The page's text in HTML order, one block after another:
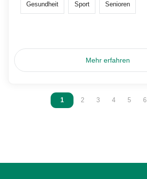
Gesundheit Sport Senioren
Mehr erfahren
Vous êtes sur la page
1 Vous êtes sur la page
2 Vous êtes sur la
3 Vous êtes
4 Vous
5 6